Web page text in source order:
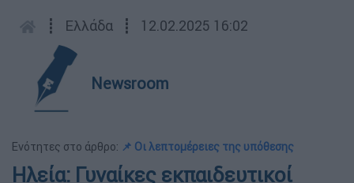
┋ Ελλάδα ┋ 12.02.2025 16:02
Newsroom
Ενότητες στο άρθρο: 📌 Οι λεπτομέρειες της υπόθεσης
Ηλεία: Γυναίκες εκπαιδευτικοί